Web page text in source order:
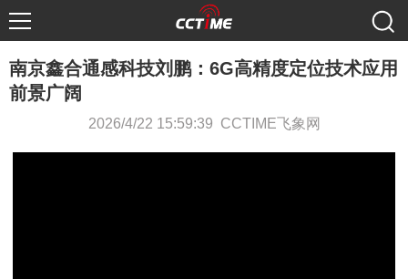
南京鑫合通感科技刘鹏：6G高精度定位技术应用
前景广阔
2026/4/22 15:59:39 CCTIME飞象网